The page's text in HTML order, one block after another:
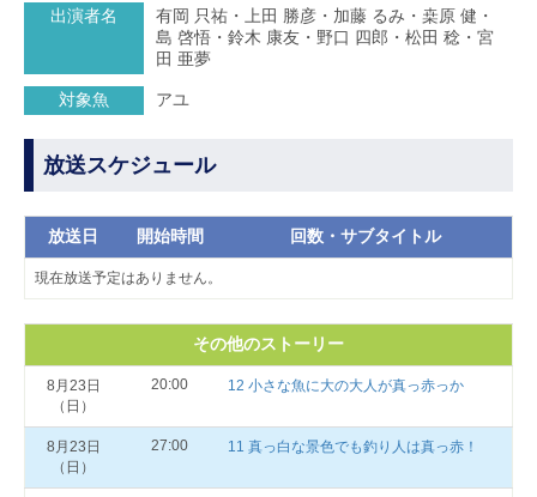
出演者名
有岡 只祐・上田 勝彦・加藤 るみ・桒原 健・
島 啓悟・鈴木 康友・野口 四郎・松田 稔・宮
田 亜夢
対象魚 アユ
放送スケジュール
放送日 開始時間 回数・サブタイトル
現在放送予定はありません。
その他のストーリー
8月23日
（日）
20:00 12 小さな魚に大の大人が真っ赤っか
8月23日
（日）
27:00 11 真っ白な景色でも釣り人は真っ赤！